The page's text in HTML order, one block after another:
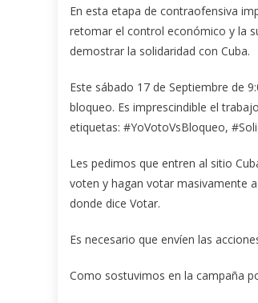
En esta etapa de contraofensiva
retomar el control económico y la
demostrar la solidaridad con Cuba.
Este sábado 17 de Septiembre de
bloqueo. Es imprescindible el
etiquetas: #YoVotoVsBloqueo,
Les pedimos que entren al sitio
voten y hagan votar masivamente
donde dice Votar.
Es necesario que envíen las
Como sostuvimos en la campaña